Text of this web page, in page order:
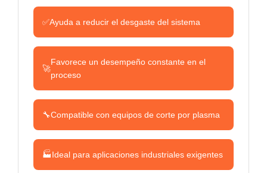
✅Ayuda a reducir el desgaste del sistema
🚀
Favorece un desempeño constante en el
proceso
🔧Compatible con equipos de corte por plasma
🏭Ideal para aplicaciones industriales exigentes